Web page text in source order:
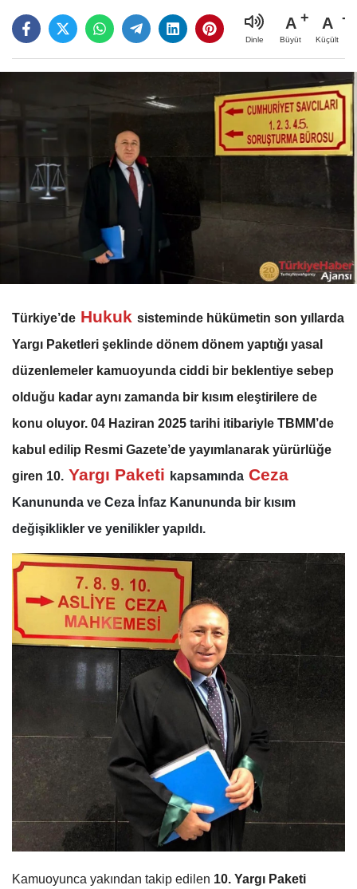
Dinle
A
Büyüt
A
Küçült
Türkiye’de Hukuk sisteminde hükümetin son yıllarda
Yargı Paketleri şeklinde dönem dönem yaptığı yasal
düzenlemeler kamuoyunda ciddi bir beklentiye sebep
olduğu kadar aynı zamanda bir kısım eleştirilere de
konu oluyor. 04 Haziran 2025 tarihi itibariyle TBMM’de
kabul edilip Resmi Gazete’de yayımlanarak yürürlüğe
giren 10. Yargı Paketi kapsamında Ceza
Kanununda ve Ceza İnfaz Kanununda bir kısım
değişiklikler ve yenilikler yapıldı.
Kamuoyunca yakından takip edilen 10. Yargı Paketi